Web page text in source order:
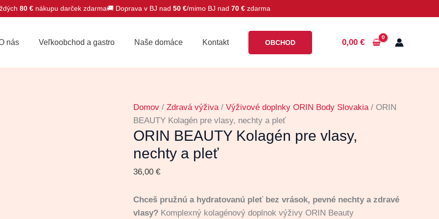
80 € nákupu darček zdarma🚚 Doprava v BJ nad 50 €/mimo BJ nad 70 € zdarma
nás Veľkoobchod a gastro Naše domáce Kontakt OBCHOD 0,00 €
Domov / Zdravá výživa/ Výživové doplnky ORIN Body Slovakia/ ORIN
BEAUTY Kolagén pre vlasy, nechty a pleť
ORIN BEAUTY Kolagén pre vlasy,
nechty a pleť
36,00 €
Chceš pružnú a hydratovanú pleť bez vrások, pevné nechty a zdravé
vlasy? Komplexný kolagénový doplnok výživy ORIN Beauty
ORIN
nechty
a
pleť